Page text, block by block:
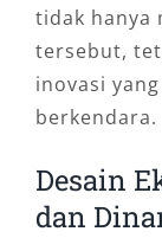
tidak hanya
tersebut,
inovasi
berkendara.
Desain
dan